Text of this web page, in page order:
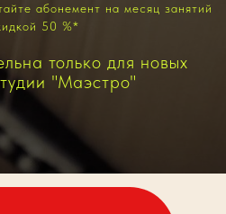
абонемент на месяц занятий
50 %*
только для новых
"Маэстро"